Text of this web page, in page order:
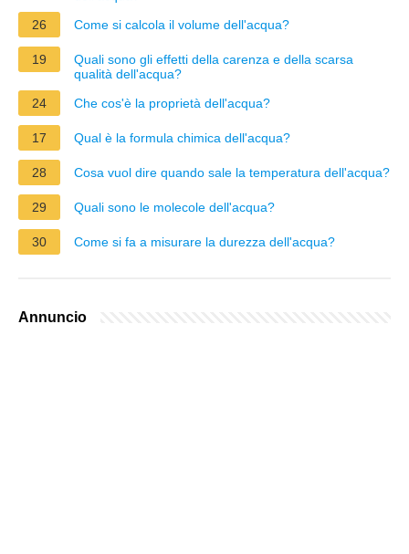
26
Come si calcola il volume dell'acqua?
19
Quali sono gli effetti della carenza e della scarsa
qualità dell'acqua?
24
Che cos'è la proprietà dell'acqua?
17 Qual è la formula chimica dell'acqua?
28 Cosa vuol dire quando sale la temperatura dell'acqua?
29 Quali sono le molecole dell'acqua?
30 Come si fa a misurare la durezza dell'acqua?
Annuncio